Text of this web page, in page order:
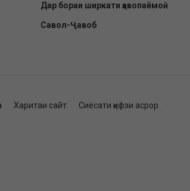
Дар бораи ширкати ҳавопаймоӣ
Савол-Ҷавоб
Харитаи сайт Сиёсати ҳифзи асрор